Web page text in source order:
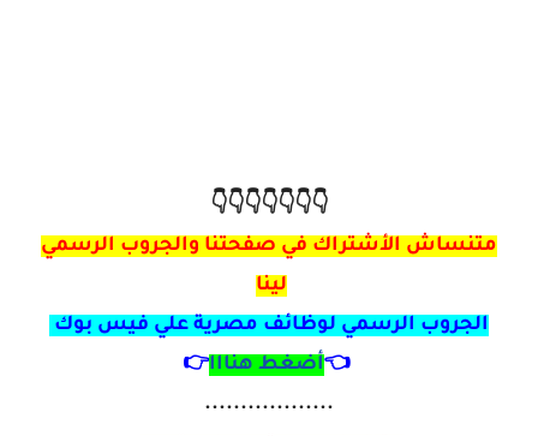
👇👇👇👇👇👇👇
متنساش الأشتراك في صفحتنا والجروب الرسمي
لينا
الجروب الرسمي لوظائف مصرية علي فيس بوك
👈أضغط هنااا👉
..................